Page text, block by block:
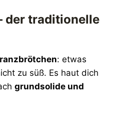
der traditionelle
: etwas
zu süß. Es haut dich
grundsolide und